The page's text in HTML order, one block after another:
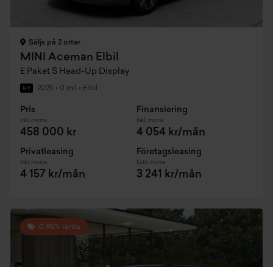
Säljs på 2 orter
MINI Aceman Elbil
E Paket S Head-Up Display
NY 2025 • 0 mil • Elbil
Pris
Inkl. moms
458 000 kr
Finansiering
Inkl. moms
4 054 kr/mån
Privatleasing
Inkl. moms
4 157 kr/mån
Företagsleasing
Exkl. moms
3 241 kr/mån
0,95% ränta